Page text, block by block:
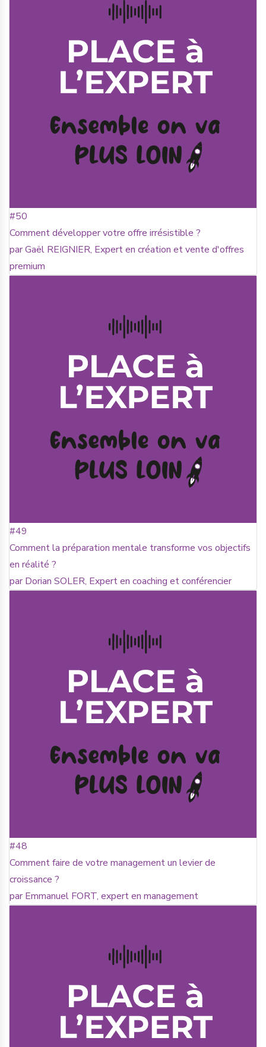
#50
Comment développer votre offre irrésistible ?
par Gaël REIGNIER, Expert en création et vente d'offres
premium
#49
Comment la préparation mentale transforme vos objectifs
en réalité ?
par Dorian SOLER, Expert en coaching et conférencier
#48
Comment faire de votre management un levier de
croissance ?
par Emmanuel FORT, expert en management